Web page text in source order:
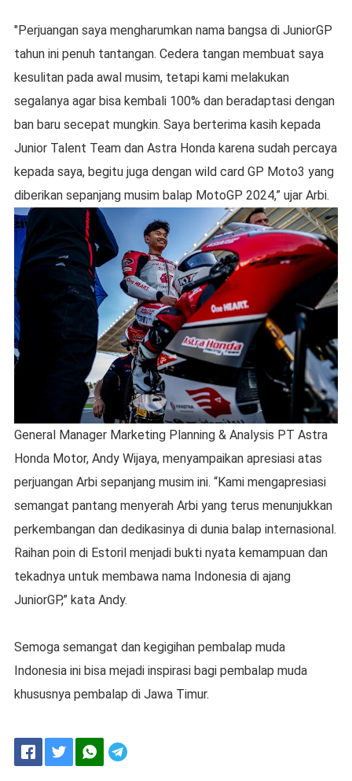
"Perjuangan saya mengharumkan nama bangsa di JuniorGP
tahun ini penuh tantangan. Cedera tangan membuat saya
kesulitan pada awal musim, tetapi kami melakukan
segalanya agar bisa kembali 100% dan beradaptasi dengan
ban baru secepat mungkin. Saya berterima kasih kepada
Junior Talent Team dan Astra Honda karena sudah percaya
kepada saya, begitu juga dengan wild card GP Moto3 yang
diberikan sepanjang musim balap MotoGP 2024,” ujar Arbi.
General Manager Marketing Planning & Analysis PT Astra
Honda Motor, Andy Wijaya, menyampaikan apresiasi atas
perjuangan Arbi sepanjang musim ini. “Kami mengapresiasi
semangat pantang menyerah Arbi yang terus menunjukkan
perkembangan dan dedikasinya di dunia balap internasional.
Raihan poin di Estoril menjadi bukti nyata kemampuan dan
tekadnya untuk membawa nama Indonesia di ajang
JuniorGP,” kata Andy.
Semoga semangat dan kegigihan pembalap muda
Indonesia ini bisa mejadi inspirasi bagi pembalap muda
khususnya pembalap di Jawa Timur.